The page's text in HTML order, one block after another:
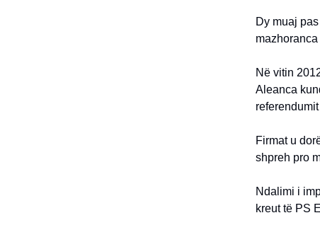
Dy muaj
Në vitin
Aleanca
Firmat u
shpreh pro
Ndalimi i
kreut të PS